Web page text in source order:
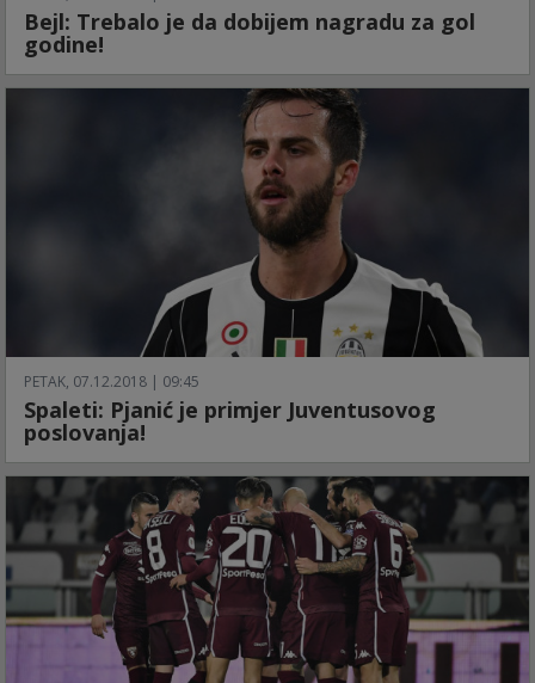
Bejl: Trebalo je da dobijem nagradu za gol
godine!
PETAK, 07.12.2018 | 09:45
Spaleti: Pjanić je primjer Juventusovog
poslovanja!